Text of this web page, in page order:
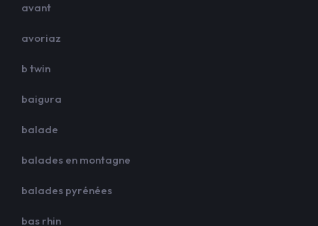
avant
avoriaz
b twin
baigura
balade
balades en montagne
balades pyrénées
bas rhin